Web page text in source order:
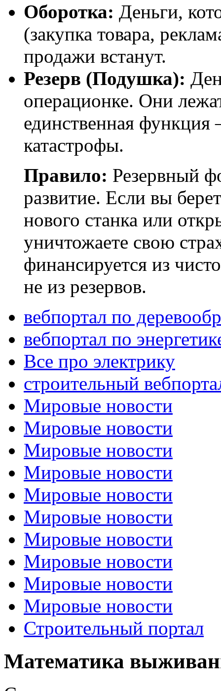
Оборотка: Деньги,
(закупка товара,
продажи встанут.
Резерв (Подушка):
операционке. Они
единственная
катастрофы.
Правило: Резервный
развитие. Если вы
нового станка или
уничтожаете свою
финансируется из
не из резервов.
вебпортал по
вебпортал по
Все про электрику
строительный
Мировые новости
Мировые новости
Мировые новости
Мировые новости
Мировые новости
Мировые новости
Мировые новости
Мировые новости
Мировые новости
Мировые новости
Строительный портал
Математика